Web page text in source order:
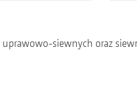
uprawowo-siewnych oraz